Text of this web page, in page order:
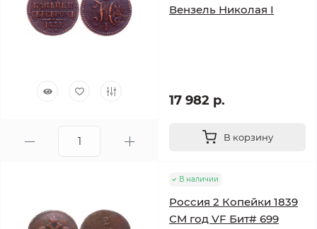
Вензель Николая I
17 982 р.
В корзину
В наличии
Россия 2 Копейки 1839
СМ год VF Бит# 699